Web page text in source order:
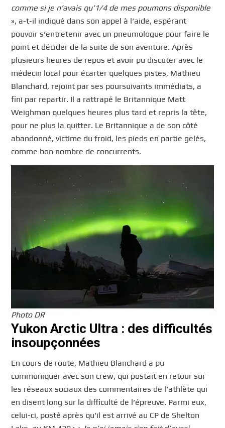
comme si je n’avais qu’1/4 de mes poumons disponible
», a-t-il indiqué dans son appel à l’aide, espérant
pouvoir s’entretenir avec un pneumologue pour faire le
point et décider de la suite de son aventure. Après
plusieurs heures de repos et avoir pu discuter avec le
médecin local pour écarter quelques pistes, Mathieu
Blanchard, rejoint par ses poursuivants immédiats, a
fini par repartir. Il a rattrapé le Britannique Matt
Weighman quelques heures plus tard et repris la tête,
pour ne plus la quitter. Le Britannique a de son côté
abandonné, victime du froid, les pieds en partie gelés,
comme bon nombre de concurrents.
Photo DR
Yukon Arctic Ultra : des difficultés
insoupçonnées
En cours de route, Mathieu Blanchard a pu
communiquer avec son crew, qui postait en retour sur
les réseaux sociaux des commentaires de l’athlète qui
en disent long sur la difficulté de l’épreuve. Parmi eux,
celui-ci, posté après qu’il est arrivé au CP de Shelton